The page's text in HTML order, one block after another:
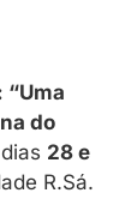
do
28 e
R.Sá.